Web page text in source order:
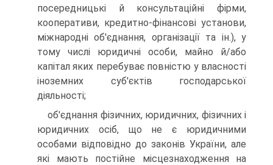
посередницькі й консультаційні фірми,
кооперативи, кредитно-фінансові установи,
міжнародні об'єднання, організації та ін.), у
тому числі юридичні особи, майно й/або
капітал яких перебуває повністю у власності
іноземних суб'єктів господар­ської
діяльності;
об'єднання фізичних, юридичних, фізичних і
юридичних осіб, що не є юридичними
особами відповідно до законів України, але
які мають постійне місцезнаходження на